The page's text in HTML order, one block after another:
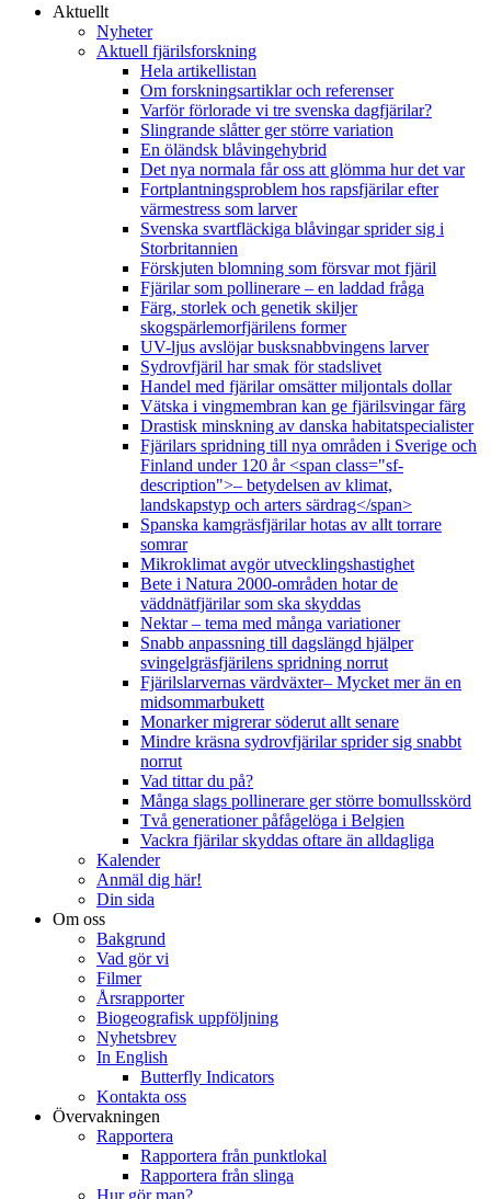
Aktuellt
Nyheter
Aktuell fjärilsforskning
Hela artikellistan
Om forskningsartiklar och referenser
Varför förlorade vi tre svenska dagfjärilar?
Slingrande slåtter ger större variation
En öländsk blåvingehybrid
Det nya normala får oss att glömma hur det var
Fortplantningsproblem hos rapsfjärilar efter
värmestress som larver
Svenska svartfläckiga blåvingar sprider sig i
Storbritannien
Förskjuten blomning som försvar mot fjäril
Fjärilar som pollinerare – en laddad fråga
Färg, storlek och genetik skiljer
skogspärlemorfjärilens former
UV-ljus avslöjar busksnabbvingens larver
Sydrovfjäril har smak för stadslivet
Handel med fjärilar omsätter miljontals dollar
Vätska i vingmembran kan ge fjärilsvingar färg
Drastisk minskning av danska habitatspecialister
Fjärilars spridning till nya områden i Sverige och
Finland under 120 år <span class="sf-
description">– betydelsen av klimat,
landskapstyp och arters särdrag</span>
Spanska kamgräsfjärilar hotas av allt torrare
somrar
Mikroklimat avgör utvecklingshastighet
Bete i Natura 2000-områden hotar de
väddnätfjärilar som ska skyddas
Nektar – tema med många variationer
Snabb anpassning till dagslängd hjälper
svingelgräsfjärilens spridning norrut
Fjärilslarvernas värdväxter– Mycket mer än en
midsommarbukett
Monarker migrerar söderut allt senare
Mindre kräsna sydrovfjärilar sprider sig snabbt
norrut
Vad tittar du på?
Många slags pollinerare ger större bomullsskörd
Två generationer påfågelöga i Belgien
Vackra fjärilar skyddas oftare än alldagliga
Kalender
Anmäl dig här!
Din sida
Om oss
Bakgrund
Vad gör vi
Filmer
Årsrapporter
Biogeografisk uppföljning
Nyhetsbrev
In English
Butterfly Indicators
Kontakta oss
Övervakningen
Rapportera
Rapportera från punktlokal
Rapportera från slinga
Hur gör man?